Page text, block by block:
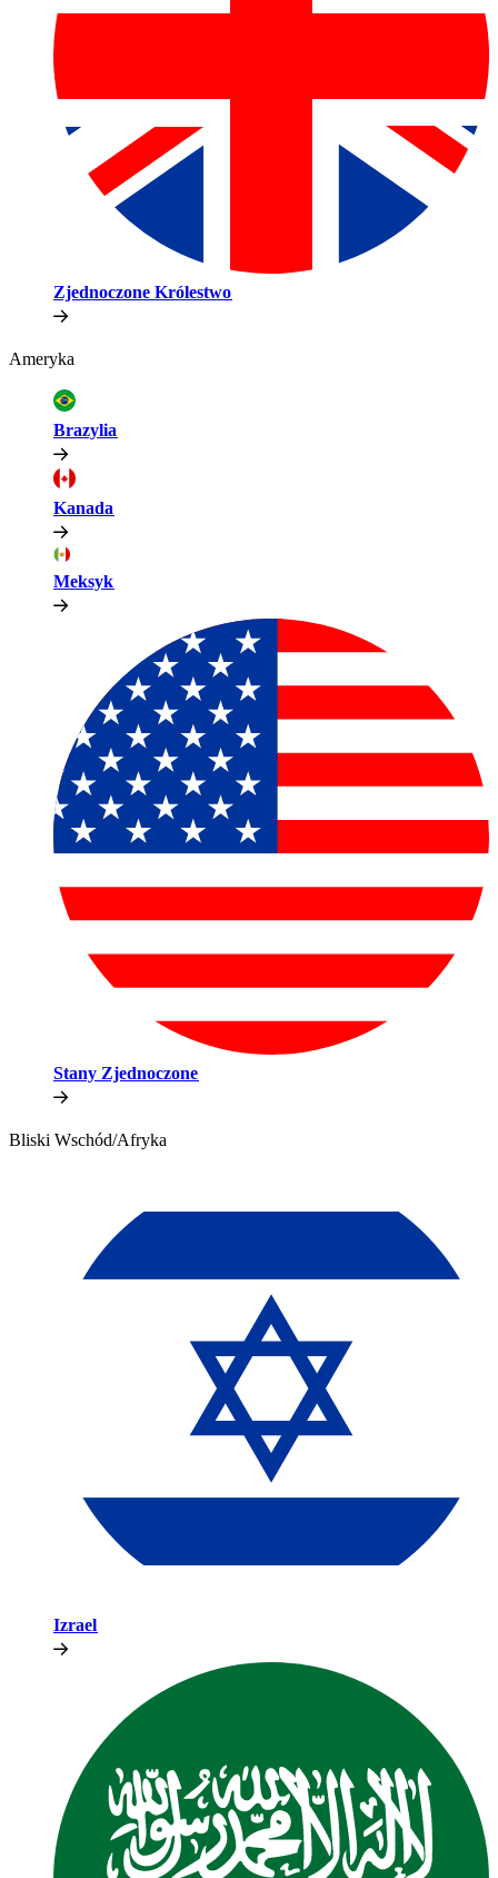
Zjednoczone Królestwo​​
Ameryka​​
Brazylia​​
Kanada​​
Meksyk​​
Stany Zjednoczone​​
Bliski Wschód/Afryka​​
Izrael​​